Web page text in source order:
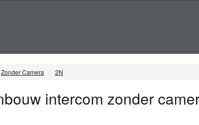
Zonder Camera 2N
intercom zonder